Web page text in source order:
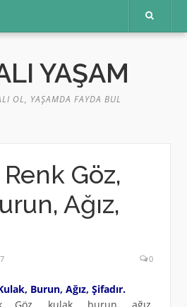
YAŞAM
OL, YAŞAMDA FAYDA BUL
Göz,
Ağız,
0
Burun, Ağız, Şifadır.